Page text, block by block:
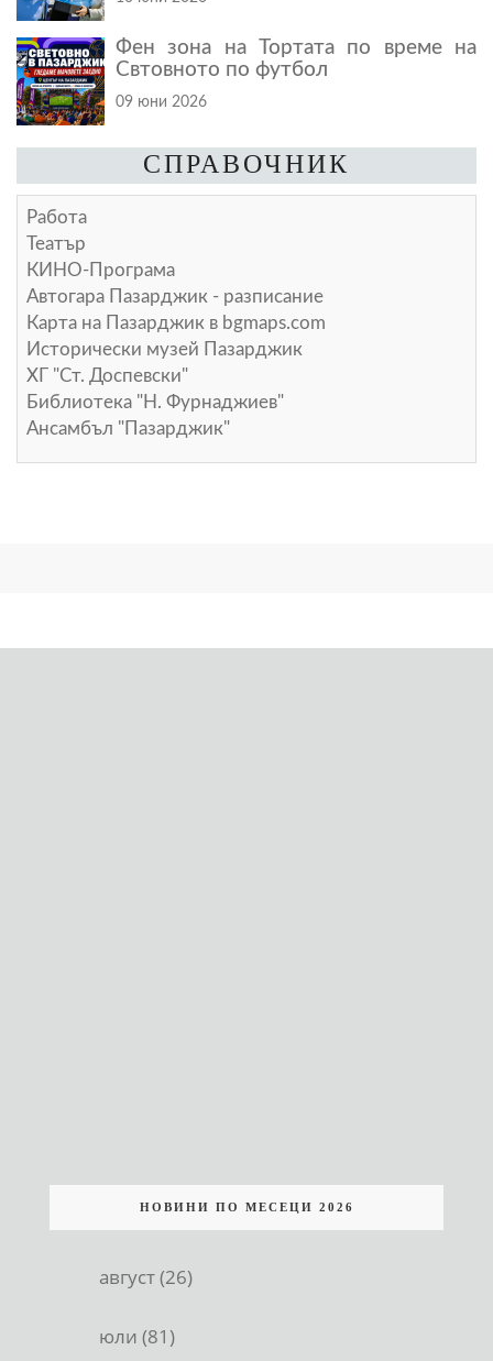
Фен зона на Тортата по време на
Свтовното по футбол
09 юни 2026
СПРАВОЧНИК
Работа
Театър
КИНО-Програма
Автогара Пазарджик - разписание
Карта на Пазарджик в bgmaps.com
Исторически музей Пазарджик
ХГ "Ст. Доспевски"
Библиотека "Н. Фурнаджиев"
Ансамбъл "Пазарджик"
НОВИНИ ПО МЕСЕЦИ 2026
август (26)
юли (81)